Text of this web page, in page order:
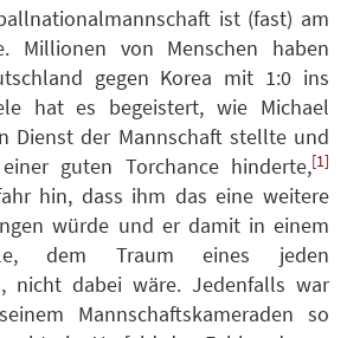
ist (fast) am
Millionen von Menschen haben
gegen Korea mit 1:0 ins
hat es begeistert, wie Michael
Dienst der Mannschaft stellte und
guten Torchance hinderte,[1]
hin, dass ihm das eine weitere
würde und er damit in einem
dem Traum eines jeden
nicht dabei wäre. Jedenfalls war
Mannschaftskameraden so